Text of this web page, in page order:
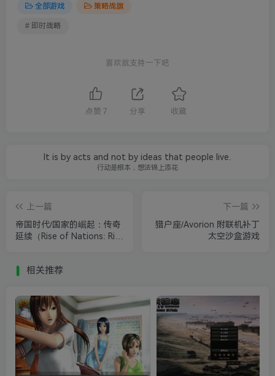
全部游戏 策略战旗
# 即时战略
喜欢就支持一下吧
点赞 7 分享 收藏
It is by acts and not by ideas that people live.
行动是根本，想法锦上添花
上一篇
帝国时代/国家的崛起：传奇
延续（Rise of Nations: Rise
下一篇
猎户座/Avorion 附联机补丁
太空沙盒游戏
相关推荐